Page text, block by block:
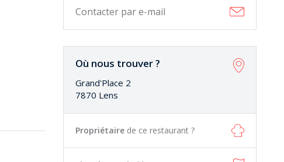
Contacter par e-mail
Où nous trouver ?
Grand'Place 2
7870 Lens
Propriétaire de ce restaurant ?